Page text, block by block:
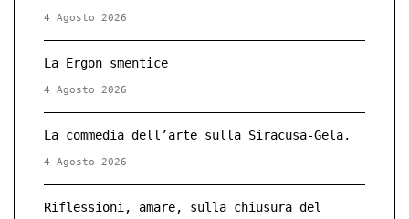
4 Agosto 2026
La Ergon smentice
4 Agosto 2026
La commedia dell’arte sulla Siracusa-Gela.
4 Agosto 2026
Riflessioni, amare, sulla chiusura del